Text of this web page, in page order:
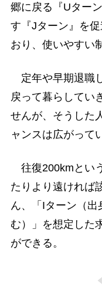
郷に戻る『Uター
す『Jターン』を
おり、使いやすい
定年や早期退職
戻って暮らしてい
せんが、そうした
ャンスは広がって
往復200kmとい
たりより遠ければ
ん、「Iターン（
む）」を想定した
ができる。